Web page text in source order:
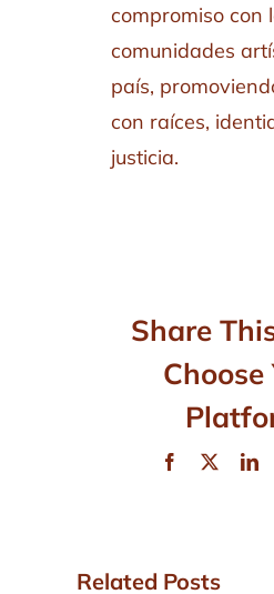
compromiso con
comunidades
país,
con raíces,
justicia.
Share
Choose
Facebook
X
Related Posts